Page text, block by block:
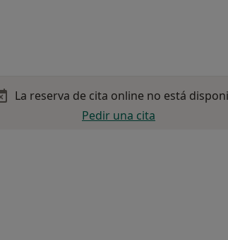
La reserva de cita online no está
Pedir una cita